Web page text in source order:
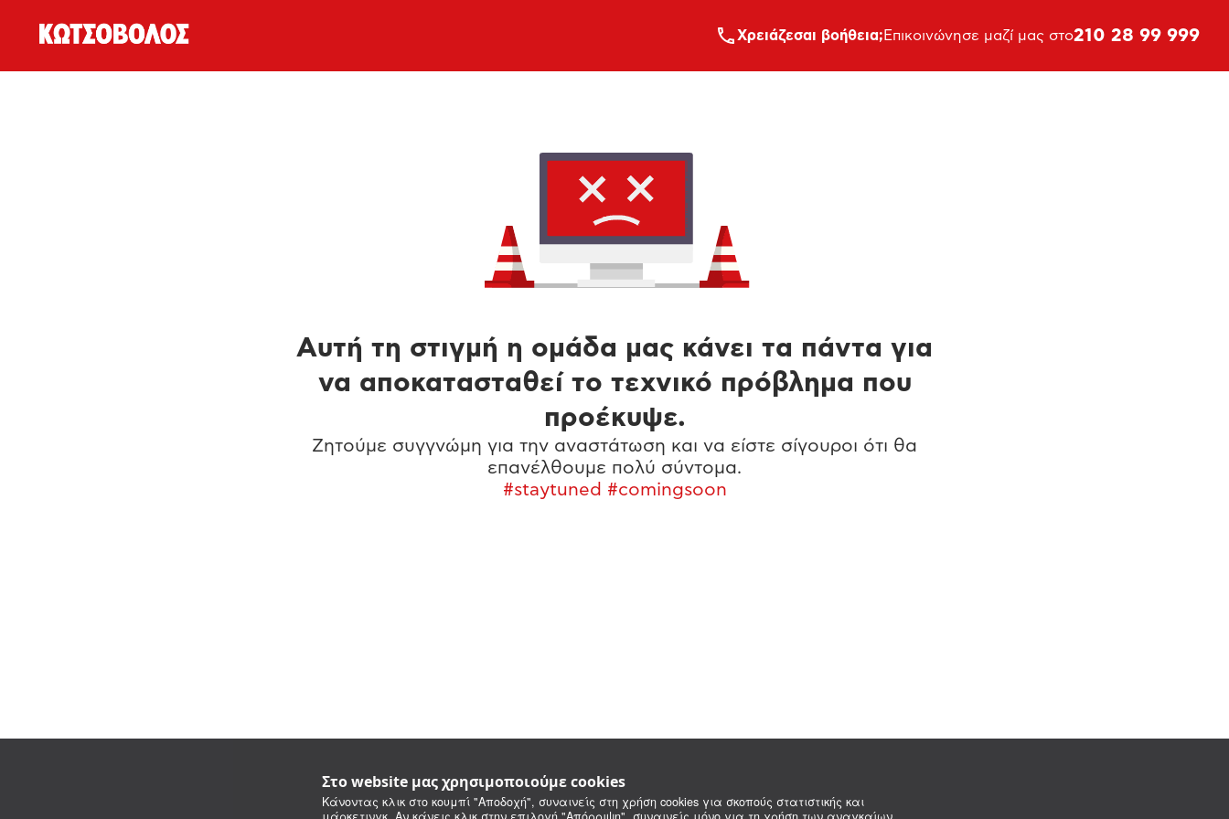
Στο website μας χρησιμοποιούμε cookies
Κάνοντας κλικ στο κουμπί "Αποδοχή", συναινείς στη χρήση cookies για σκοπούς στατιστικής και
Xρειάζεσαι βοήθεια; Επικοινώνησε μαζί μας στο210 28 99 999
Αυτή τη στιγμή η ομάδα μας κάνει τα πάντα για
να αποκατασταθεί το τεχνικό πρόβλημα που
προέκυψε.
Ζητούμε συγγνώμη για την αναστάτωση και να είστε σίγουροι ότι θα
επανέλθουμε πολύ σύντομα.
#staytuned #comingsoon